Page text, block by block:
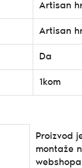
Artisan
Artisan
Da
1kom
Proizvod
montaže